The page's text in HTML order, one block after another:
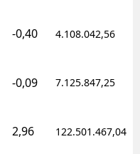
-0,40 4.108.042,56
-0,09 7.125.847,25
2,96 122.501.467,04